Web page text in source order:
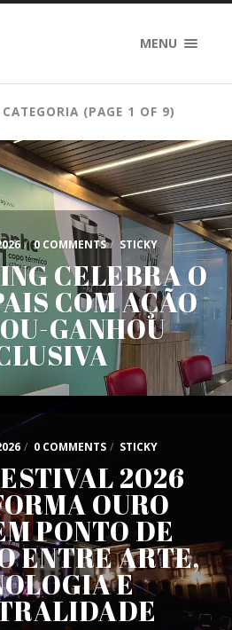
MENU
(PAGE 1 OF 9)
/ 0 COMMENTS / STICKY
CELEBRA O
COM AÇÃO
GANHOU
/ 0 COMMENTS / STICKY
2026
OURO
PONTO DE
ENTRE ARTE,
E